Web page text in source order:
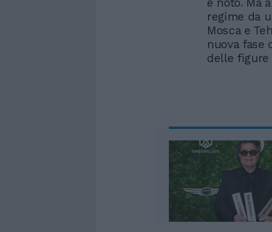
è noto. Ma
regime da
Mosca e
nuova fase
delle figure